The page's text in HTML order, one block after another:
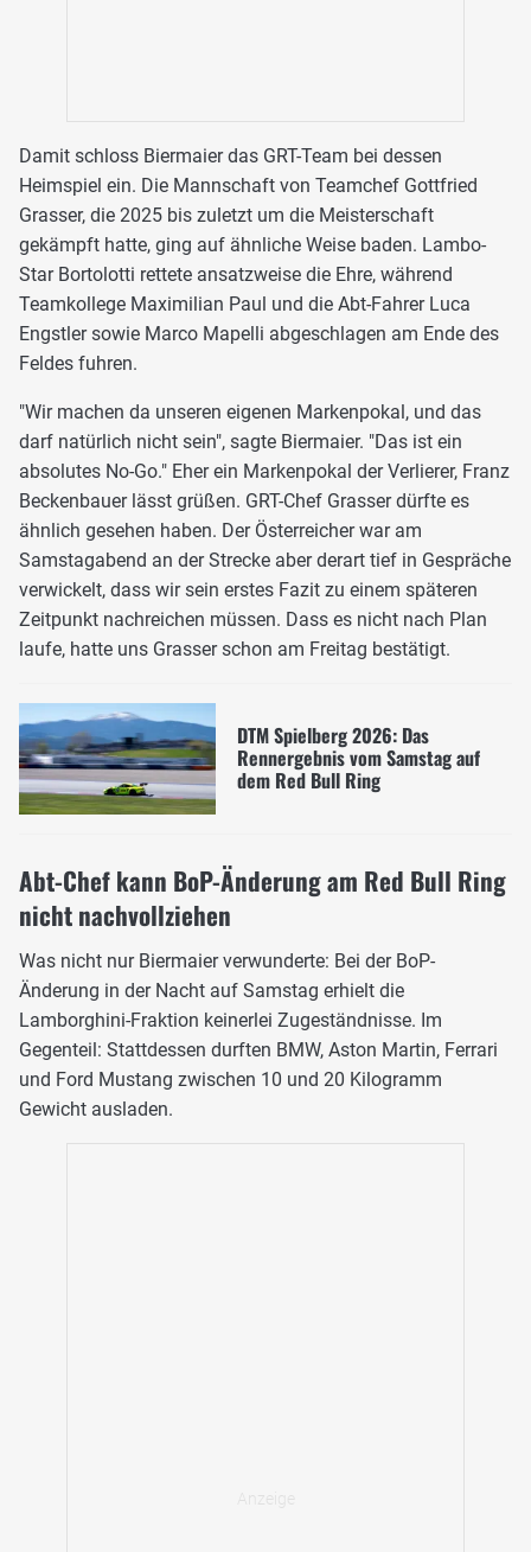
Damit schloss Biermaier das GRT-Team bei dessen
Heimspiel ein. Die Mannschaft von Teamchef Gottfried
Grasser, die 2025 bis zuletzt um die Meisterschaft
gekämpft hatte, ging auf ähnliche Weise baden. Lambo-
Star Bortolotti rettete ansatzweise die Ehre, während
Teamkollege Maximilian Paul und die Abt-Fahrer Luca
Engstler sowie Marco Mapelli abgeschlagen am Ende des
Feldes fuhren.
"Wir machen da unseren eigenen Markenpokal, und das
darf natürlich nicht sein", sagte Biermaier. "Das ist ein
absolutes No-Go." Eher ein Markenpokal der Verlierer, Franz
Beckenbauer lässt grüßen. GRT-Chef Grasser dürfte es
ähnlich gesehen haben. Der Österreicher war am
Samstagabend an der Strecke aber derart tief in Gespräche
verwickelt, dass wir sein erstes Fazit zu einem späteren
Zeitpunkt nachreichen müssen. Dass es nicht nach Plan
laufe, hatte uns Grasser schon am Freitag bestätigt.
DTM Spielberg 2026: Das
Rennergebnis vom Samstag auf
dem Red Bull Ring
Abt-Chef kann BoP-Änderung am Red Bull Ring
nicht nachvollziehen
Was nicht nur Biermaier verwunderte: Bei der BoP-
Änderung in der Nacht auf Samstag erhielt die
Lamborghini-Fraktion keinerlei Zugeständnisse. Im
Gegenteil: Stattdessen durften BMW, Aston Martin, Ferrari
und Ford Mustang zwischen 10 und 20 Kilogramm
Gewicht ausladen.